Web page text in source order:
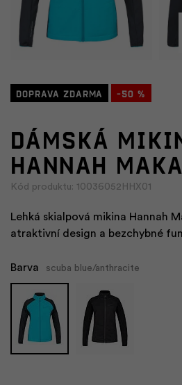
Doprava zdarma -50 %
Dámská
HANNAH
Kód produktu: 10036052HHX01
Lehká skialpová mikina Hannah
atraktivní design a bezchybné
Barva scuba blue/anthracite